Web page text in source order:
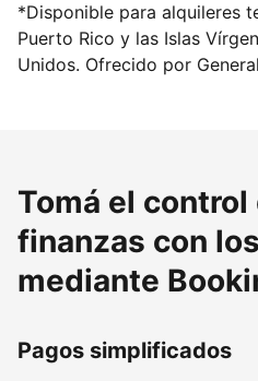
*Disponible para alquileres
Puerto Rico y las Islas
Unidos. Ofrecido por
Tomá el control
finanzas con
mediante
Pagos simplificados